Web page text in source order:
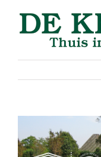
Larger
Image